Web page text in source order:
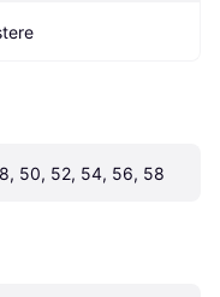
50, 52, 54, 56, 58